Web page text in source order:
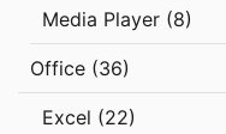
Media Player (8)
Office (36)
Excel (22)